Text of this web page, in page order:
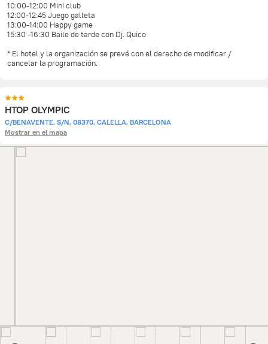
10:00-12:00 Mini club
12:00-12:45 Juego galleta
13:00-14:00 Happy game
15:30 -16:30 Baile de tarde con Dj. Quico
* El hotel y la organización se prevé con el derecho de modificar /
cancelar la programación.
HTOP OLYMPIC
C/BENAVENTE, S/N, 08370, CALELLA, BARCELONA
Mostrar en el mapa